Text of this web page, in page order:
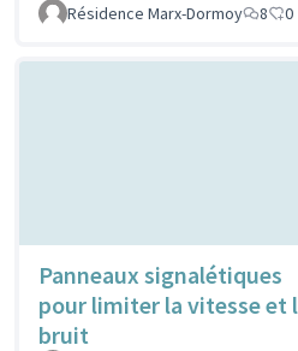
Résidence Marx-Dormoy 8 0
Panneaux signalétiques
pour limiter la vitesse et
bruit